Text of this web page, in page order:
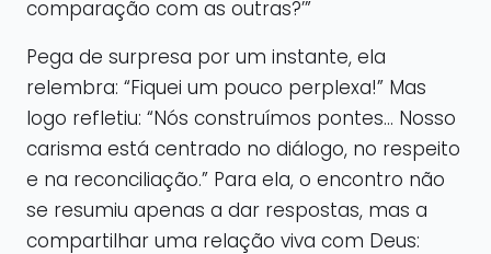
comparação com as outras?’”
Pega de surpresa por um instante, ela
relembra: “Fiquei um pouco perplexa!” Mas
logo refletiu: “Nós construímos pontes… Nosso
carisma está centrado no diálogo, no respeito
e na reconciliação.” Para ela, o encontro não
se resumiu apenas a dar respostas, mas a
compartilhar uma relação viva com Deus: